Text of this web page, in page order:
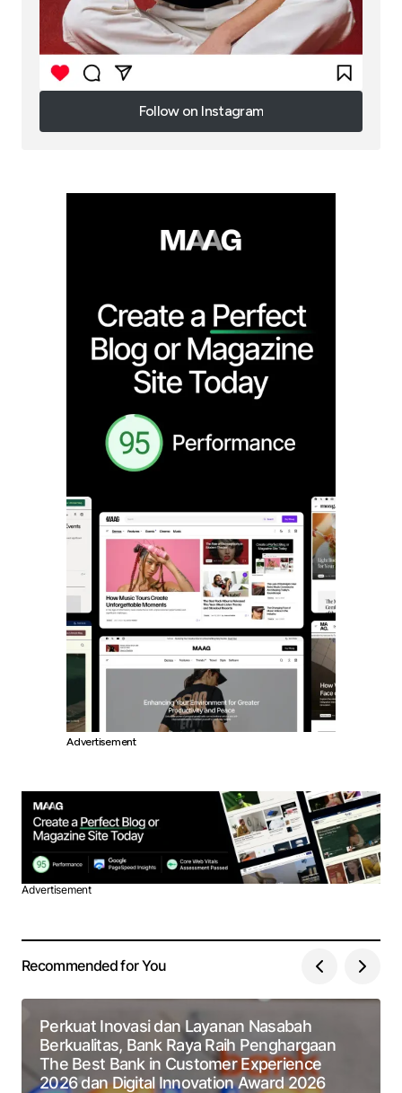
Follow on Instagram
Follow on Instagram
Advertisement
Advertisement
Recommended for You
Perkuat Inovasi dan Layanan Nasabah
Berkualitas, Bank Raya Raih Penghargaan
The Best Bank in Customer Experience
2026 dan Digital Innovation Award 2026